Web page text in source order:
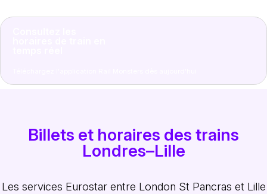
Billets et horaires des trains
Londres–Lille
Les services Eurostar entre London St Pancras et Lille